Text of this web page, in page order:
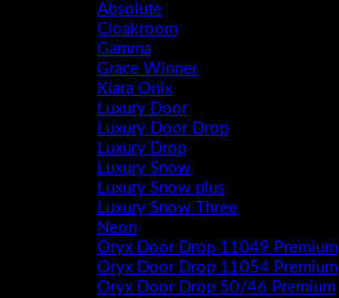
Absolute
Cloakroom
Gamma
Grace Winner
Kiara Onix
Luxury Door
Luxury Door Drop
Luxury Drop
Luxury Snow
Luxury Snow plus
Luxury Snow Three
Neon
Oryx Door Drop 11049 Premium
Oryx Door Drop 11054 Premium
Oryx Door Drop 50/46 Premium